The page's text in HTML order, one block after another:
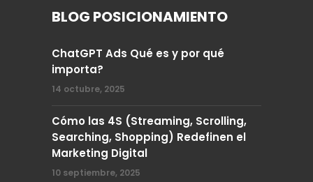
BLOG POSICIONAMIENTO
ChatGPT Ads Qué es y por qué
importa?
14 octubre, 2025
Cómo las 4S (Streaming, Scrolling,
Searching, Shopping) Redefinen el
Marketing Digital
10 septiembre, 2025